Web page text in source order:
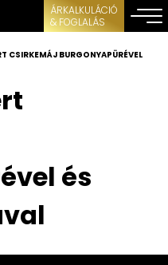
ÁRKALKULÁCIÓ
& FOGLALÁS
CSIRKEMÁJ BURGONYAPÜRÉVEL
és